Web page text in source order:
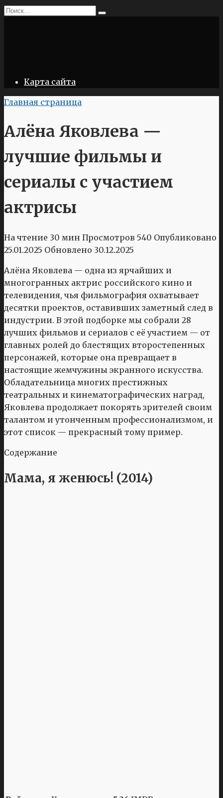
Перейти
Search
Карта сайта
Главная страница
Алёна Яковлева —
лучшие фильмы и
сериалы с участием
актрисы
На чтение 30 мин Просмотров 540 Опубликовано
25.01.2025 Обновлено 30.12.2025
Алёна Яковлева — одна из ярчайших и
многогранных актрис российского кино и
телевидения, чья фильмография охватывает
десятки проектов, оставивших заметный след в
индустрии. В этой подборке мы собрали 28
лучших фильмов и сериалов с её участием — от
главных ролей до блестящих второстепенных
персонажей, которые она превращает в
настоящие жемчужины экранного искусства.
Обладательница многих престижных
театральных и кинематографических наград,
Яковлева продолжает покорять зрителей своим
талантом и утонченным профессионализмом, и
этот список — прекрасный тому пример.
Содержание
Мама, я женюсь! (2014)